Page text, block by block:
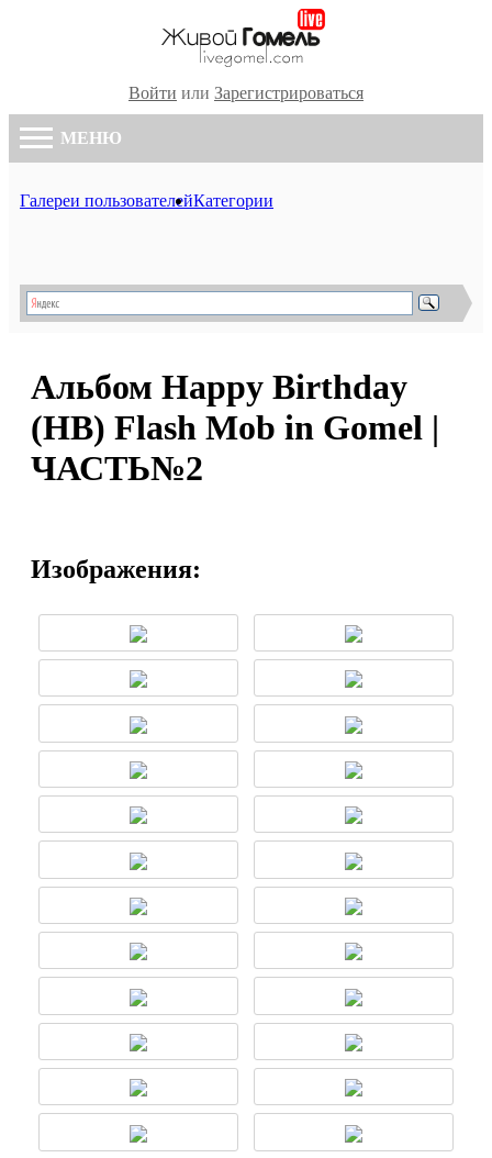
Войти или Зарегистрироваться
МЕНЮ
Галереи пользователейКатегории
Альбом Happy Birthday
(HB) Flash Mob in Gomel |
ЧАСТЬ№2
Изображения: